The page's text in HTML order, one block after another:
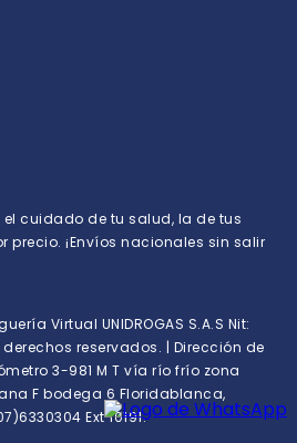
cuidado de tu salud, la de tus
precio. ¡Envíos nacionales sin salir
Virtual UNIDROGAS S.A.S Nit:
reservados. | Dirección de
3-981 M T vía río frío zona
F bodega 6 Floridablanca,
Ext 10191.